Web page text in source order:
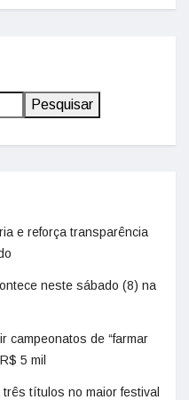
Pesquisar
e reforça transparência
neste sábado (8) na
campeonatos de “farmar
5 mil
títulos no maior festival